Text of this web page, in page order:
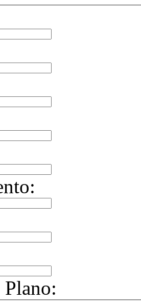
Plano: